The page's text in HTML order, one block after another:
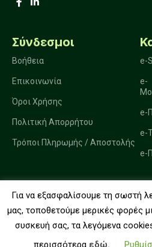
Σύνδεσμοι
Βοήθεια
Επικοινωνία
Όροι Χρήσης
Πολιτική Απορρήτου
Τρόποι Πληρωμής / Αποστολής
e-
e-
e-
e-
e-
2025.
Για να εξασφαλίσουμε τη σωστή
μας, τοποθετούμε μερικές φορές
συσκευή σας, τα λεγόμενα
περισσότερα εδώ.